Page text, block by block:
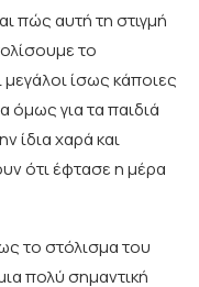
πώς αυτή τη στιγμή
το
μεγάλοι ίσως κάποιες
όμως για τα παιδιά
ίδια χαρά και
ότι έφτασε η μέρα
το στόλισμα του
πολύ σημαντική